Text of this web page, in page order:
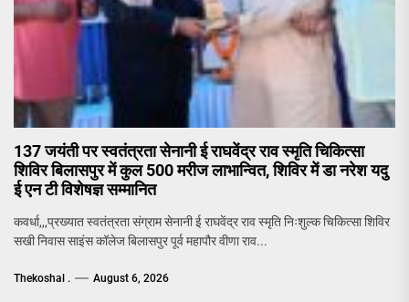
137 जयंती पर स्वतंत्रता सेनानी ई राघवेंद्र राव स्मृति चिकित्सा
शिविर बिलासपुर में कुल 500 मरीज लाभान्वित, शिविर में डा नरेश यदु
ई एन टी विशेषज्ञ सम्मानित
कवर्धा,,,प्रख्यात स्वतंत्रता संग्राम सेनानी ई राघवेंद्र राव स्मृति निःशुल्क चिकित्सा शिविर
सखी निवास साइंस कॉलेज बिलासपुर पूर्व महापौर वीणा राव...
Thekoshal . August 6, 2026